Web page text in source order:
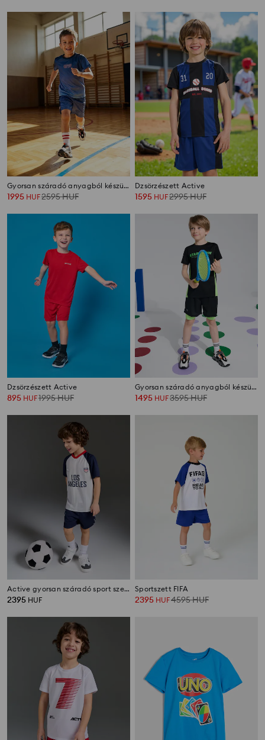
Gyorsan száradó anyagból készült sport szett Active
1995 HUF2595HUF
Dzsörzészett Active
1595 HUF2995HUF
Dzsörzészett Active
895 HUF1995HUF
Gyorsan száradó anyagból készült sport szett Active
1495 HUF3595HUF
Active gyorsan száradó sport szett Los Angeles mintával
2395 HUF
Sportszett FIFA
2395 HUF4595HUF